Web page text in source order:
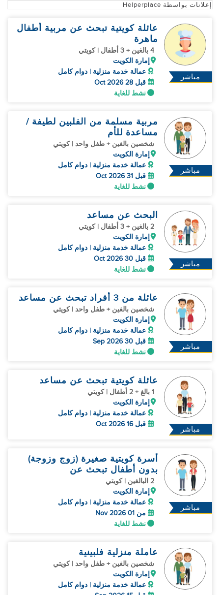
إعلانات بواسطة Helperplace
مباشر
عائلة كويتية تبحث عن مربية أطفال
ماهرة
4 بالغين + 3 أطفال | كويتي
إمارة الكويت
عمالة خدمة منزلية | دوام كامل
قبل 28 Oct 2026
نشط للغاية
مباشر
مربية مسلمة من الفلبين لطيفة /
مساعدة للأم
شخصين بالغين + طفل واحد | كويتي
إمارة الكويت
عمالة خدمة منزلية | دوام كامل
قبل 31 Oct 2026
نشط للغاية
مباشر
البحث عن مساعد
2 بالغين + 3 أطفال | كويتي
إمارة الكويت
عمالة خدمة منزلية | دوام كامل
قبل 30 Oct 2026
نشط للغاية
مباشر
عائلة من 3 أفراد تبحث عن مساعد
شخصين بالغين + طفل واحد | كويتي
إمارة الكويت
عمالة خدمة منزلية | دوام كامل
قبل 30 Sep 2026
نشط للغاية
مباشر
عائلة كويتية تبحث عن مساعد
1 بالغ + 2 أطفال | كويتي
إمارة الكويت
عمالة خدمة منزلية | دوام كامل
قبل 16 Oct 2026
مباشر
أسرة كويتية صغيرة (زوج وزوجة)
بدون أطفال تبحث عن
2 البالغين | كويتي
إمارة الكويت
عمالة خدمة منزلية | دوام كامل
من 01 Nov 2026
نشط للغاية
عاملة منزلية فلبينية
شخصين بالغين + طفل واحد | كويتي
إمارة الكويت
عمالة خدمة منزلية | دوام كامل